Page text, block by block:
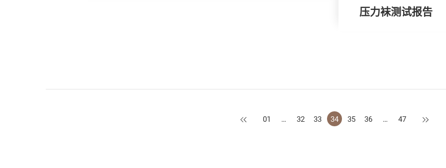
压力袜测试报告
上一页
01 … 32 33 34 35 36 … 47 下一页